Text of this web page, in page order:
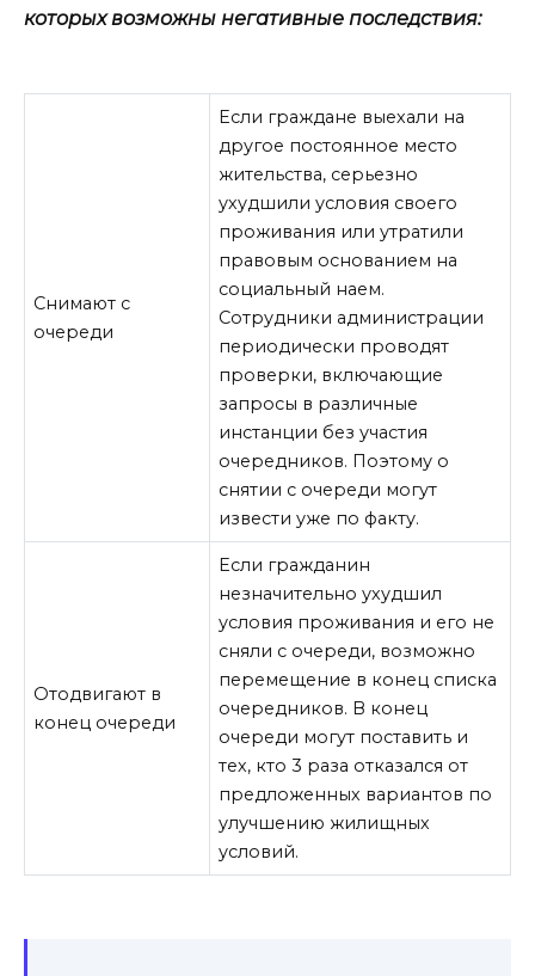
которых возможны негативные последствия:
Снимают с
очереди
Если граждане выехали на
другое постоянное место
жительства, серьезно
ухудшили условия своего
проживания или утратили
правовым основанием на
социальный наем.
Сотрудники администрации
периодически проводят
проверки, включающие
запросы в различные
инстанции без участия
очередников. Поэтому о
снятии с очереди могут
извести уже по факту.
Отодвигают в
конец очереди
Если гражданин
незначительно ухудшил
условия проживания и его не
сняли с очереди, возможно
перемещение в конец списка
очередников. В конец
очереди могут поставить и
тех, кто 3 раза отказался от
предложенных вариантов по
улучшению жилищных
условий.